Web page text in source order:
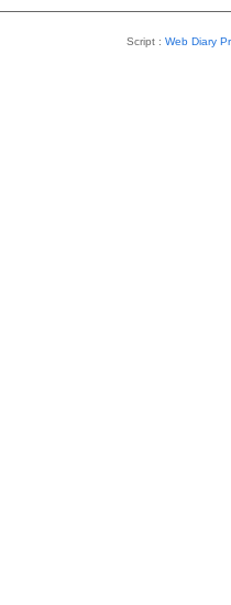
Script : Web Diary